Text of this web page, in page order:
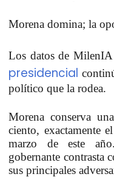
Morena domina; la
Los datos deMilenIA
presidencial
político que la rodea.
Morena conserva
ciento, exactamente
marzo de este año.
gobernante contrasta
sus principales